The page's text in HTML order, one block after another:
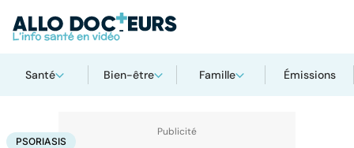
Santé Bien-être Famille Émissions
AccueilBien-être
PSORIASIS